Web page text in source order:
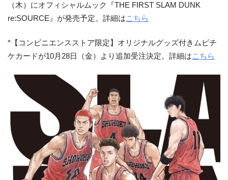
（木）にオフィシャルムック『THE FIRST SLAM DUNK
re:SOURCE』が発売予定。詳細はこちら
*【コンビニエンスストア限定】オリジナルグッズ付きムビチ
ケカードが10月28日（金）より追加受注決定。詳細はこちら